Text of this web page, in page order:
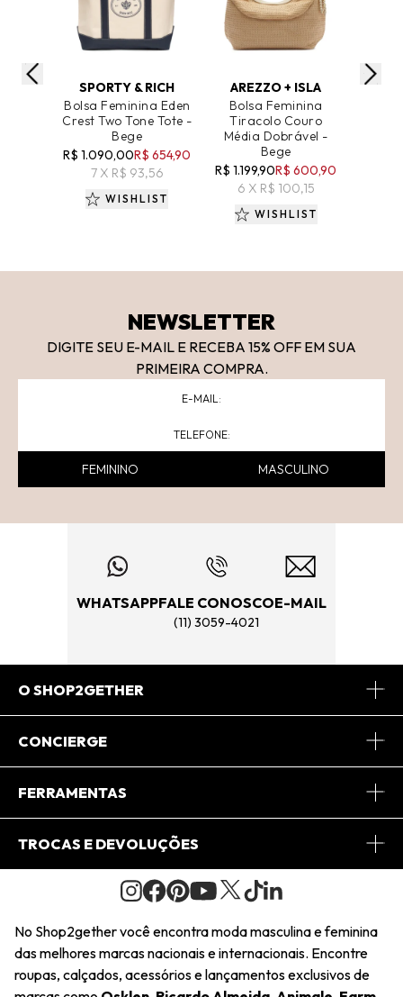
SPORTY & RICH
Bolsa Feminina Eden
Crest Two Tone Tote -
Bege
R$ 1.090,00R$ 654,90
7 X R$ 93,56
WISHLIST
AREZZO + ISLA
Bolsa Feminina
Tiracolo Couro
Média Dobrável -
Bege
R$ 1.199,90R$ 600,90
6 X R$ 100,15
WISHLIST
NEWSLETTER
DIGITE SEU E-MAIL E RECEBA 15% OFF EM SUA
PRIMEIRA COMPRA.
FEMININO MASCULINO
WHATSAPPFALE CONOSCO
(11) 3059-4021
E-MAIL
O SHOP2GETHER
Sobre Nós
Journal
Saiu na Mídia
CONCIERGE
Central de Relacionamento
Regulamento e Promoções
FERRAMENTAS
Minha Conta
Pedido de Presente
Wishlist
TROCAS E DEVOLUÇÕES
Condições Gerais
Troca Fácil
Restituição de Pagamento
No Shop2gether você encontra moda masculina e feminina
das melhores marcas nacionais e internacionais. Encontre
roupas, calçados, acessórios e lançamentos exclusivos de